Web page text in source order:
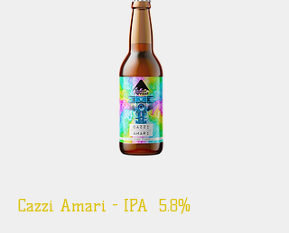
Cazzi Amari - IPA 5.8%